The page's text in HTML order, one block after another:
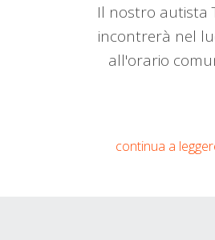
Il nostro autista
incontrerà nel
all'orario
continua a